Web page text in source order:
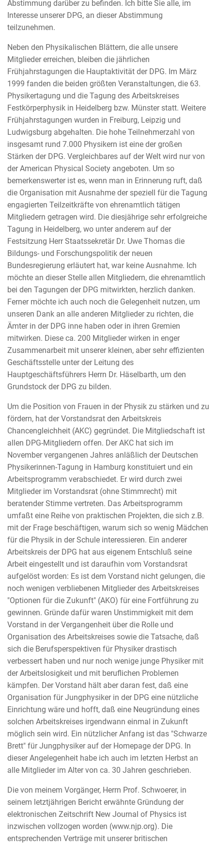
Abstimmung darüber zu befinden. Ich bitte Sie alle, im
Interesse unserer DPG, an dieser Abstimmung
teilzunehmen.
Neben den Physikalischen Blättern, die alle unsere
Mitglieder erreichen, bleiben die jährlichen
Frühjahrstagungen die Hauptaktivität der DPG. Im März
1999 fanden die beiden größten Veranstaltungen, die 63.
Physikertagung und die Tagung des Arbeitskreises
Festkörperphysik in Heidelberg bzw. Münster statt. Weitere
Frühjahrstagungen wurden in Freiburg, Leipzig und
Ludwigsburg abgehalten. Die hohe Teilnehmerzahl von
insgesamt rund 7.000 Physikern ist eine der großen
Stärken der DPG. Vergleichbares auf der Welt wird nur von
der American Physical Society angeboten. Um so
bemerkenswerter ist es, wenn man in Erinnerung ruft, daß
die Organisation mit Ausnahme der speziell für die Tagung
engagierten Teilzeitkräfte von ehrenamtlich tätigen
Mitgliedern getragen wird. Die diesjährige sehr erfolgreiche
Tagung in Heidelberg, wo unter anderem auf der
Festsitzung Herr Staatssekretär Dr. Uwe Thomas die
Bildungs- und Forschungspolitik der neuen
Bundesregierung erläutert hat, war keine Ausnahme. Ich
möchte an dieser Stelle allen Mitgliedern, die ehrenamtlich
bei den Tagungen der DPG mitwirkten, herzlich danken.
Ferner möchte ich auch noch die Gelegenheit nutzen, um
unseren Dank an alle anderen Mitglieder zu richten, die
Ämter in der DPG inne haben oder in ihren Gremien
mitwirken. Diese ca. 200 Mitglieder wirken in enger
Zusammenarbeit mit unserer kleinen, aber sehr effizienten
Geschäftsstelle unter der Leitung des
Hauptgeschäftsführers Herrn Dr. Häselbarth, um den
Grundstock der DPG zu bilden.
Um die Position von Frauen in der Physik zu stärken und zu
fördern, hat der Vorstandsrat den Arbeitskreis
Chancengleichheit (AKC) gegründet. Die Mitgliedschaft ist
allen DPG-Mitgliedern offen. Der AKC hat sich im
November vergangenen Jahres anläßlich der Deutschen
Physikerinnen-Tagung in Hamburg konstituiert und ein
Arbeitsprogramm verabschiedet. Er wird durch zwei
Mitglieder im Vorstandsrat (ohne Stimmrecht) mit
beratender Stimme vertreten. Das Arbeitsprogramm
umfaßt eine Reihe von praktischen Projekten, die sich z.B.
mit der Frage beschäftigen, warum sich so wenig Mädchen
für die Physik in der Schule interessieren. Ein anderer
Arbeitskreis der DPG hat aus eigenem Entschluß seine
Arbeit eingestellt und ist daraufhin vom Vorstandsrat
aufgelöst worden: Es ist dem Vorstand nicht gelungen, die
noch wenigen verbliebenen Mitglieder des Arbeitskreises
"Optionen für die Zukunft" (AKO) für eine Fortführung zu
gewinnen. Gründe dafür waren Unstimmigkeit mit dem
Vorstand in der Vergangenheit über die Rolle und
Organisation des Arbeitskreises sowie die Tatsache, daß
sich die Berufsperspektiven für Physiker drastisch
verbessert haben und nur noch wenige junge Physiker mit
der Arbeitslosigkeit und mit beruflichen Problemen
kämpfen. Der Vorstand hält aber daran fest, daß eine
Organisation für Jungphysiker in der DPG eine nützliche
Einrichtung wäre und hofft, daß eine Neugründung eines
solchen Arbeitskreises irgendwann einmal in Zukunft
möglich sein wird. Ein nützlicher Anfang ist das "Schwarze
Brett" für Jungphysiker auf der Homepage der DPG. In
dieser Angelegenheit habe ich auch im letzten Herbst an
alle Mitglieder im Alter von ca. 30 Jahren geschrieben.
Die von meinem Vorgänger, Herrn Prof. Schwoerer, in
seinem letztjährigen Bericht erwähnte Gründung der
elektronischen Zeitschrift New Journal of Physics ist
inzwischen vollzogen worden (www.njp.org). Die
entsprechenden Verträge mit unserer britischen